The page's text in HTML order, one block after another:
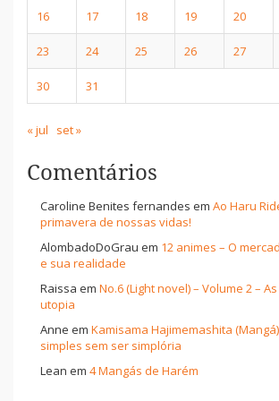
16 17 18 19 20
23 24 25 26 27
30 31
« jul set »
Comentários
Caroline Benites fernandes em Ao Haru
primavera de nossas vidas!
AlombadoDoGrau em 12 animes – O
e sua realidade
Raissa em No.6 (Light novel) – Volume 2 –
utopia
Anne em Kamisama Hajimemashita
simples sem ser simplória
Lean em 4 Mangás de Harém